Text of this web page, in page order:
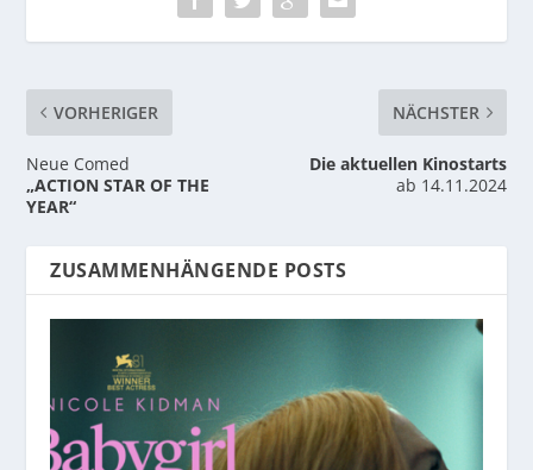
VORHERIGER
Neue Comed
„ACTION STAR OF THE
YEAR“
NÄCHSTER
Die aktuellen Kinostarts
ab 14.11.2024
ZUSAMMENHÄNGENDE POSTS